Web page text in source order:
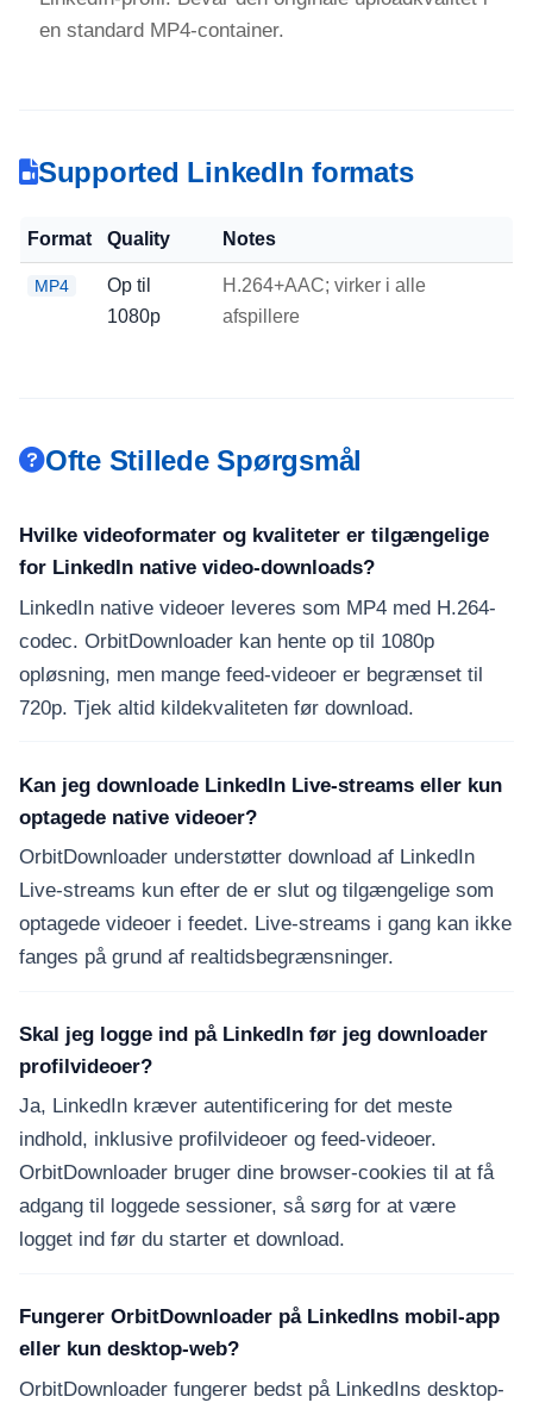
en standard MP4-container.
Supported LinkedIn formats
Format Quality Notes
MP4
Op til
1080p
H.264+AAC; virker i alle
afspillere
Ofte Stillede Spørgsmål
Hvilke videoformater og kvaliteter er tilgængelige
for LinkedIn native video-downloads?
LinkedIn native videoer leveres som MP4 med H.264-
codec. OrbitDownloader kan hente op til 1080p
opløsning, men mange feed-videoer er begrænset til
720p. Tjek altid kildekvaliteten før download.
Kan jeg downloade LinkedIn Live-streams eller kun
optagede native videoer?
OrbitDownloader understøtter download af LinkedIn
Live-streams kun efter de er slut og tilgængelige som
optagede videoer i feedet. Live-streams i gang kan ikke
fanges på grund af realtidsbegrænsninger.
Skal jeg logge ind på LinkedIn før jeg downloader
profilvideoer?
Ja, LinkedIn kræver autentificering for det meste
indhold, inklusive profilvideoer og feed-videoer.
OrbitDownloader bruger dine browser-cookies til at få
adgang til loggede sessioner, så sørg for at være
logget ind før du starter et download.
Fungerer OrbitDownloader på LinkedIns mobil-app
eller kun desktop-web?
OrbitDownloader fungerer bedst på LinkedIns desktop-